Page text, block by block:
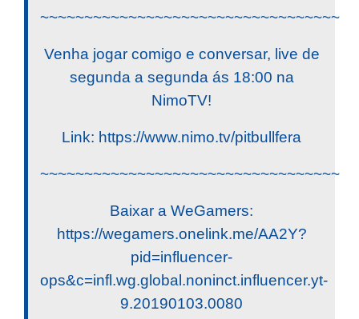
~~~~~~~~~~~~~~~~~~~~~~~~~~~~~~~~~~
Venha jogar comigo e conversar, live de
segunda a segunda ás 18:00 na
NimoTV!
Link: https://www.nimo.tv/pitbullfera
~~~~~~~~~~~~~~~~~~~~~~~~~~~~~~~~~~
Baixar a WeGamers:
https://wegamers.onelink.me/AA2Y?
pid=influencer-
ops&c=infl.wg.global.noninct.influencer.yt-
9.20190103.0080